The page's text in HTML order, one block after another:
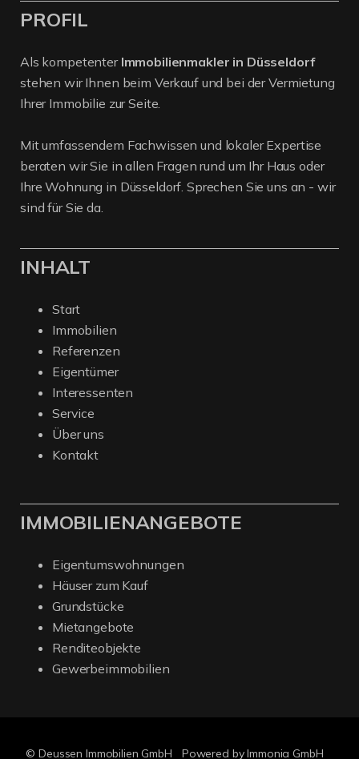
PROFIL
Als kompetenter Immobilienmakler in Düsseldorf
stehen wir Ihnen beim Verkauf und bei der Vermietung
Ihrer Immobilie zur Seite.
Mit umfassendem Fachwissen und lokaler Expertise
beraten wir Sie in allen Fragen rund um Ihr Haus oder
Ihre Wohnung in Düsseldorf. Sprechen Sie uns an - wir
sind für Sie da.
INHALT
Start
Immobilien
Referenzen
Eigentümer
Interessenten
Service
Über uns
Kontakt
IMMOBILIENANGEBOTE
Eigentumswohnungen
Häuser zum Kauf
Grundstücke
Mietangebote
Renditeobjekte
Gewerbeimmobilien
© Deussen Immobilien GmbH Powered by Immonia GmbH